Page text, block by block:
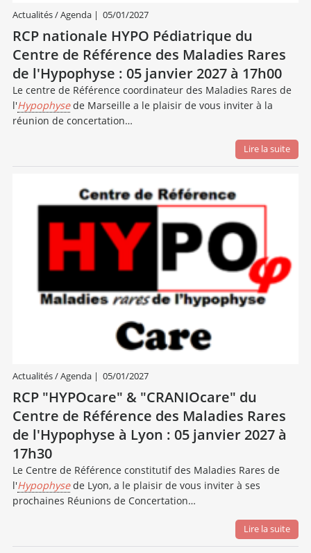
Actualités / Agenda| 05/01/2027
RCP nationale HYPO Pédiatrique du
Centre de Référence des Maladies Rares
de l'Hypophyse : 05 janvier 2027 à 17h00
Le centre de Référence coordinateur des Maladies Rares de
l'Hypophysede Marseille a le plaisir de vous inviter à la
réunion de concertation…
Lire la suite
Actualités / Agenda| 05/01/2027
RCP "HYPOcare" & "CRANIOcare" du
Centre de Référence des Maladies Rares
de l'Hypophyse à Lyon : 05 janvier 2027 à
17h30
Le Centre de Référence constitutif des Maladies Rares de
l'Hypophysede Lyon, a le plaisir de vous inviter à ses
prochaines Réunions de Concertation…
Lire la suite